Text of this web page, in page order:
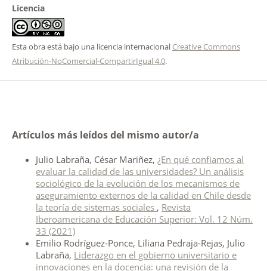
Licencia
Esta obra está bajo una licencia internacional Creative Commons
Atribución-NoComercial-CompartirIgual 4.0.
Artículos más leídos del mismo autor/a
Julio Labraña, César Mariñez, ¿En qué confiamos al
evaluar la calidad de las universidades? Un análisis
sociológico de la evolución de los mecanismos de
aseguramiento externos de la calidad en Chile desde
la teoría de sistemas sociales , Revista
Iberoamericana de Educación Superior: Vol. 12 Núm.
33 (2021)
Emilio Rodríguez-Ponce, Liliana Pedraja-Rejas, Julio
Labraña, Liderazgo en el gobierno universitario e
innovaciones en la docencia: una revisión de la